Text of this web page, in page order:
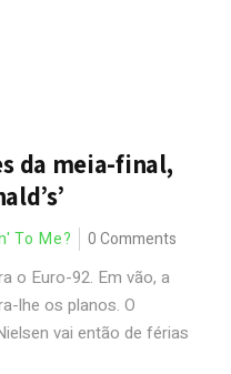
da meia-final,
To Me? 0 Comments
o Euro-92. Em vão, a
lhe os planos. O
vai então de férias